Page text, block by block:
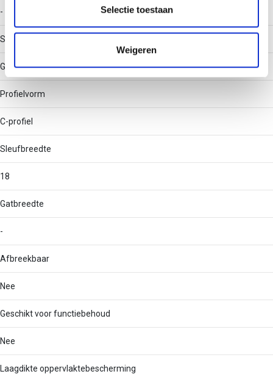
partners kunnen deze gegevens combineren met andere
informatie die u aan ze heeft verstrekt of die ze hebben
verzameld op basis van uw gebruik van hun services.
Selectie toestaan
Weigeren
-
Soort perforatie
Geen
Profielvorm
C-profiel
Sleufbreedte
18
Gatbreedte
-
Afbreekbaar
Nee
Geschikt voor functiebehoud
Nee
Laagdikte oppervlaktebescherming